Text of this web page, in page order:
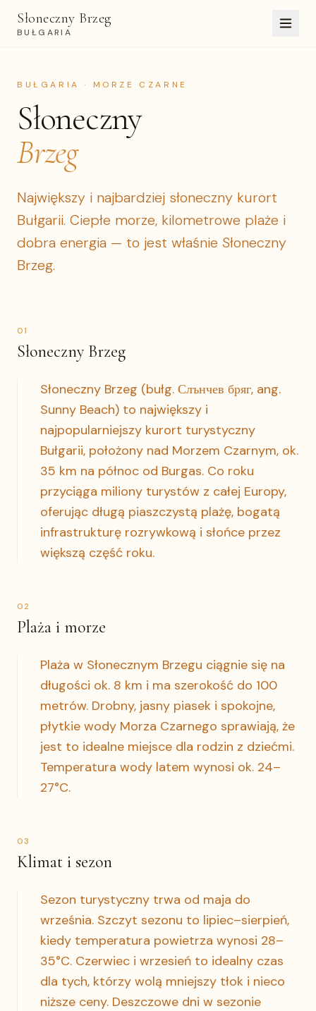
Słoneczny Brzeg
BUŁGARIA
BUŁGARIA · MORZE CZARNE
Słoneczny
Brzeg
Największy i najbardziej słoneczny kurort
Bułgarii. Ciepłe morze, kilometrowe plaże i
dobra energia — to jest właśnie Słoneczny
Brzeg.
01
Słoneczny Brzeg
Słoneczny Brzeg (bułg. Слънчев бряг, ang.
Sunny Beach) to największy i
najpopularniejszy kurort turystyczny
Bułgarii, położony nad Morzem Czarnym, ok.
35 km na północ od Burgas. Co roku
przyciąga miliony turystów z całej Europy,
oferując długą piaszczystą plażę, bogatą
infrastrukturę rozrywkową i słońce przez
większą część roku.
02
Plaża i morze
Plaża w Słonecznym Brzegu ciągnie się na
długości ok. 8 km i ma szerokość do 100
metrów. Drobny, jasny piasek i spokojne,
płytkie wody Morza Czarnego sprawiają, że
jest to idealne miejsce dla rodzin z dziećmi.
Temperatura wody latem wynosi ok. 24–
27°C.
03
Klimat i sezon
Sezon turystyczny trwa od maja do
września. Szczyt sezonu to lipiec–sierpień,
kiedy temperatura powietrza wynosi 28–
35°C. Czerwiec i wrzesień to idealny czas
dla tych, którzy wolą mniejszy tłok i nieco
niższe ceny. Deszczowe dni w sezonie